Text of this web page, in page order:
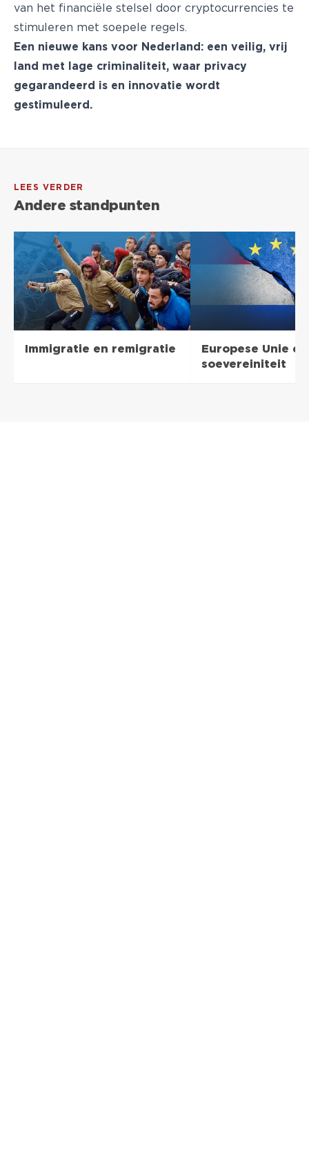
van het financiële stelsel door cryptocurrencies te
stimuleren met soepele regels.
Een nieuwe kans voor Nederland: een veilig, vrij
land met lage criminaliteit, waar privacy
gegarandeerd is en innovatie wordt
gestimuleerd.
LEES VERDER
Andere standpunten
Immigratie en remigratie
Europese Unie en
soevereiniteit